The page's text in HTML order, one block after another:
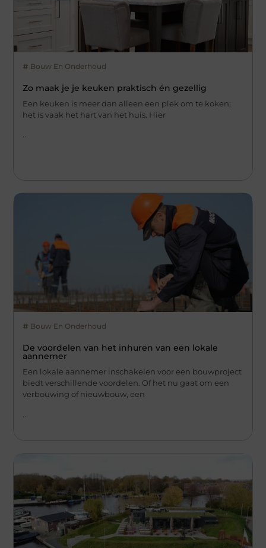
Bouw En Onderhoud
Zo maak je je keuken praktisch én gezellig
Een keuken is meer dan alleen een plek om te koken;
het is vaak het hart van het huis. Hier
...
Bouw En Onderhoud
De voordelen van het inhuren van een lokale
aannemer
Een lokale aannemer inschakelen voor een bouwproject
biedt verschillende voordelen. Of het nu gaat om een
verbouwing of nieuwbouw, een